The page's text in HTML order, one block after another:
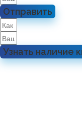
Отправить
Узнать наличие